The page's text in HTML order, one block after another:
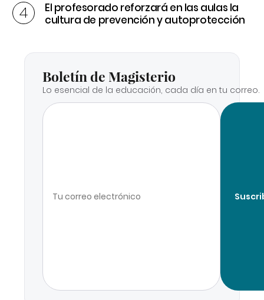
El profesorado reforzará en las aulas la
cultura de prevención y autoprotección
Boletín de Magisterio
Lo esencial de la educación, cada día en tu correo.